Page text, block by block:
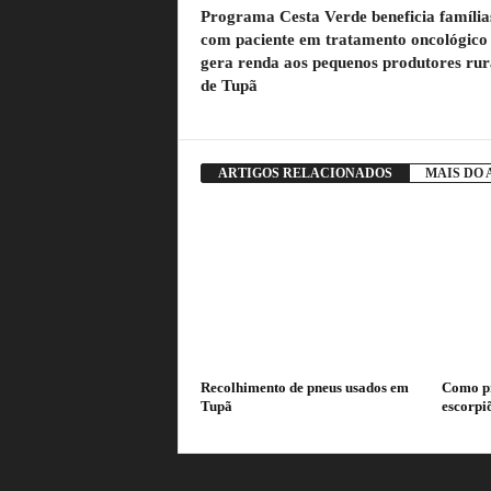
Programa Cesta Verde beneficia
com paciente em tratamento oncológico
gera renda aos pequenos produtores
de Tupã
ARTIGOS RELACIONADOS MAIS DO
Recolhimento de pneus usados em
Tupã
Como